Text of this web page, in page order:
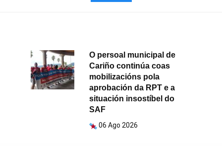
O persoal municipal de
Cariño continúa coas
mobilizacións pola
aprobación da RPT e a
situación insostíbel do
SAF
06 Ago 2026